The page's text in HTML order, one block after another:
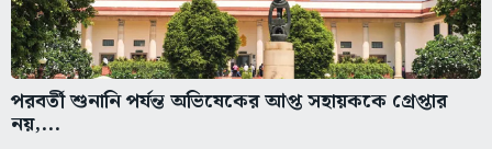
পরবর্তী শুনানি পর্যন্ত অভিষেকের আপ্ত সহায়ককে গ্রেপ্তার
নয়,...